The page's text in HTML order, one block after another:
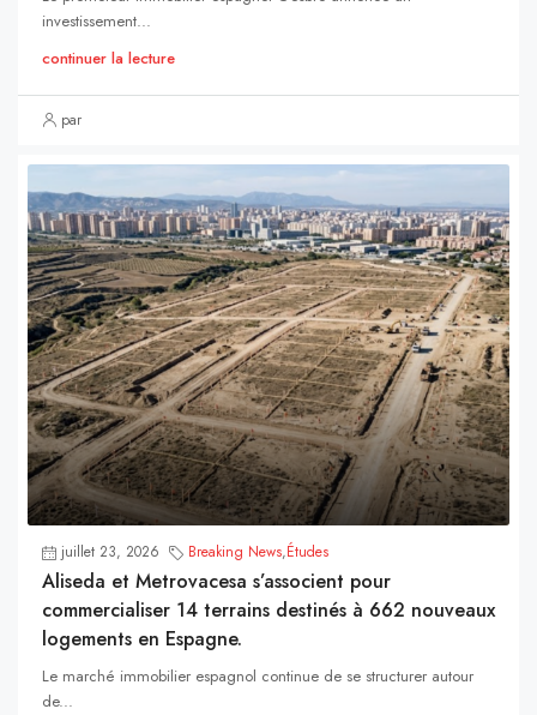
investissement...
continuer la lecture
par
juillet 23, 2026 Breaking News,Études
Aliseda et Metrovacesa s’associent pour
commercialiser 14 terrains destinés à 662 nouveaux
logements en Espagne.
Le marché immobilier espagnol continue de se structurer autour
de...